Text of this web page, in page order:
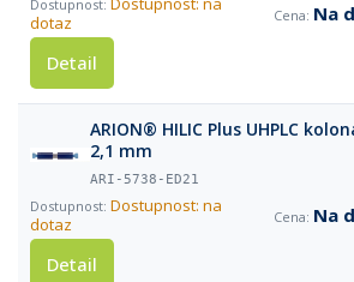
dotaz
Na
Detail
ARION® HILIC Plus UHPLC
2,1 mm
ARI-5738-ED21
Dostupnost: na
dotaz
Na
Detail